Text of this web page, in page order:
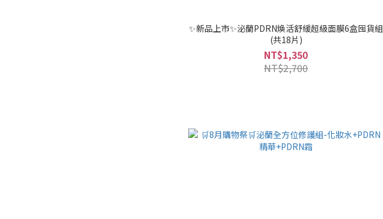
✨新品上市✨泌蘭PDRN煥活舒緩超級面膜6盒囤貨組
(共18片)
NT$1,350
NT$2,700